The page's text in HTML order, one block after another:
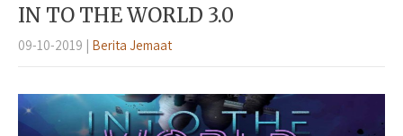
IN TO THE WORLD 3.0
09-10-2019 | Berita Jemaat